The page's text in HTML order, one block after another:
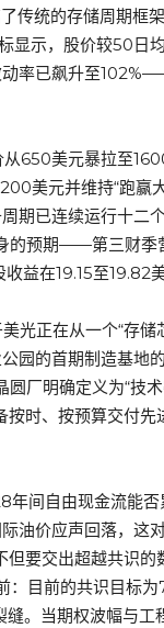
传统的存储周期
显示，股价较50日
率已飙升至
650美元暴拉至
美元并维持“跑赢
期已连续运行十二
的预期——第三财季
益在19.15至19.82美
正在从一个“存储
的首期制造基地的
厂明确定义为“技术
时、按预算交付
间自由现金流能
油价应声回落，这
要交出超越共识的
：目前的共识目标
。当期权波幅与工